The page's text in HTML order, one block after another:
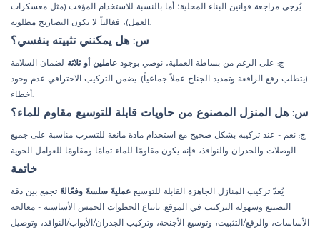
يُرجى مراجعة قوانين البناء المحلية؛ أما بالنسبة للاستخدام المؤقت (مثل معسكرات
العمل)، فغالباً لا تكون التصاريح مطلوبة.
س: هل يمكنني تثبيته بنفسي؟
ج: على الرغم من بساطة العملية، نوصي بوجود عاملين أو ثلاثة لضمان السلامة
(يتطلب رفع الرافعة وتمديد الجناح عملاً جماعياً). يضمن التركيب الاحترافي عدم وجود
أخطاء.
س: هل المنزل المصنوع من حاويات قابلة للتوسيع مقاوم للماء؟
ج: نعم - عند تركيبه بشكل صحيح مع استخدام مادة مانعة للتسرب مناسبة على جميع
الوصلات والجدران والنوافذ، فإنه يكون مقاومًا للماء تمامًا ومقاومًا للعوامل الجوية.
خاتمة
يُعدّ تركيب المنازل الجاهزة القابلة للتوسيع عمليةً سلسةً وفعّالةً تجمع بين دقة
التصنيع وسهولة التركيب في الموقع. باتباع الخطوات الخمس الأساسية - معالجة
الأساسات، والرفع/التثبيت، وتوسيع الأجنحة، وتركيب الجدران/الأبواب/النوافذ، وتوصيل